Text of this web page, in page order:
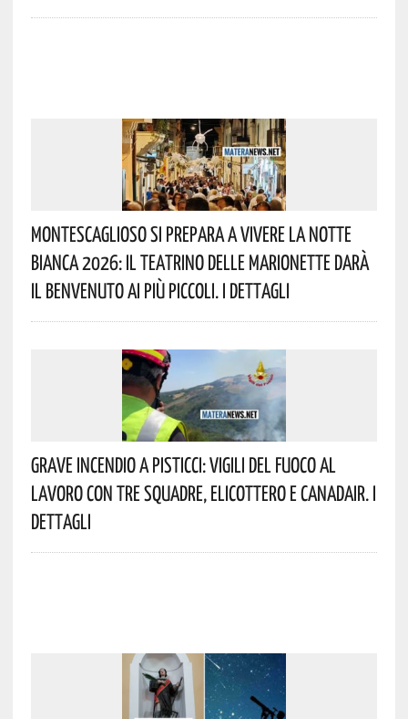
Montescaglioso Si Prepara A Vivere La Notte
Bianca 2026: Il Teatrino Delle Marionette Darà
Il Benvenuto Ai Più Piccoli. I Dettagli
Grave Incendio A Pisticci: Vigili Del Fuoco Al
Lavoro Con Tre Squadre, Elicottero E Canadair. I
Dettagli